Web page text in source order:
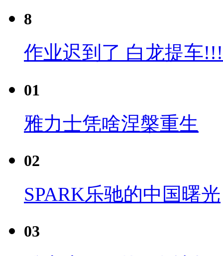
8
作业迟到了 白龙提车
01
雅力士凭啥涅槃重生
02
SPARK乐驰的中国曙光
03